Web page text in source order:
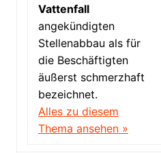
Vattenfall
angekündigten
Stellenabbau als für
die Beschäftigten
äußerst schmerzhaft
bezeichnet.
Alles zu diesem
Thema ansehen »